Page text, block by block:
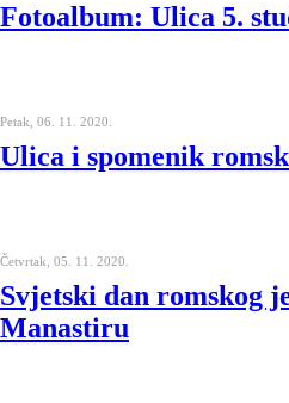
Fotoalbum: Ulica 5.
Petak, 06. 11. 2020.
Ulica i spomenik
Četvrtak, 05. 11. 2020.
Svjetski dan romskog
Manastiru